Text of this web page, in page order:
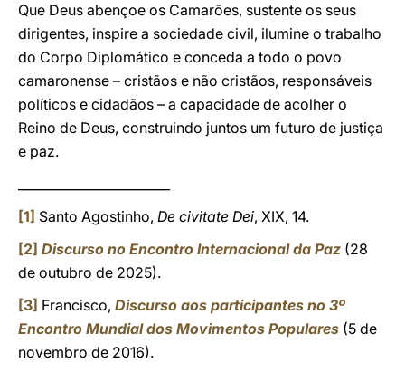
Que Deus abençoe os Camarões, sustente os seus
dirigentes, inspire a sociedade civil, ilumine o trabalho
do Corpo Diplomático e conceda a todo o povo
camaronense – cristãos e não cristãos, responsáveis
políticos e cidadãos – a capacidade de acolher o
Reino de Deus, construindo juntos um futuro de justiça
e paz.
[1] Santo Agostinho, De civitate Dei, XIX, 14.
[2] Discurso no Encontro Internacional da Paz (28
de outubro de 2025).
[3] Francisco, Discurso aos participantes no 3º
Encontro Mundial dos Movimentos Populares (5 de
novembro de 2016).